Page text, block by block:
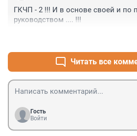
ГКЧП - 2 !!! И в основе своей и по
руководством .... !!!
Читать все
Гость
Войти